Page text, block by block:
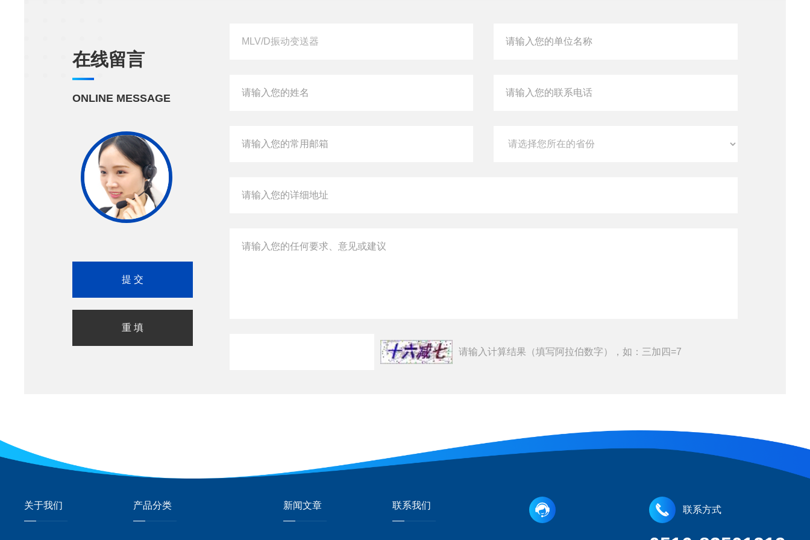
在线留言
ONLINE MESSAGE
请输入计算结果（填写阿拉伯数字），如：三加四=7
关于我们 产品分类 新闻文章 联系我们 联系方式